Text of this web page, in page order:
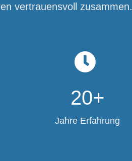
vertrauensvoll zusammen.
20+
Jahre Erfahrung